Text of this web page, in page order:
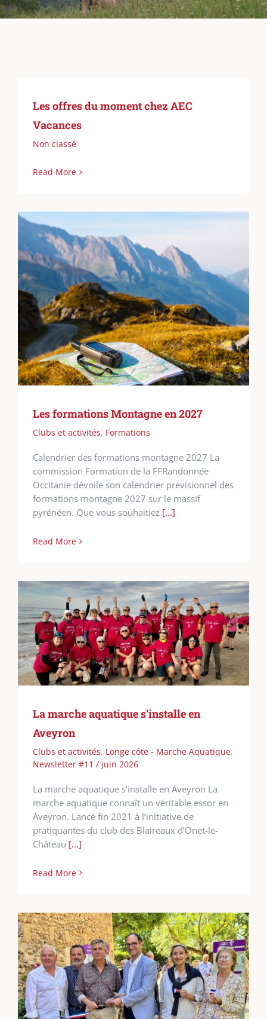
Les offres du moment chez AEC
Vacances
Non classé
Read More
Les formations Montagne en 2027
Clubs et activités, Formations
Calendrier des formations montagne 2027 La
commission Formation de la FFRandonnée
Occitanie dévoile son calendrier prévisionnel des
formations montagne 2027 sur le massif
pyrénéen. Que vous souhaitiez [...]
Read More
La marche aquatique s’installe en
Aveyron
Clubs et activités, Longe côte - Marche Aquatique,
Newsletter #11 / juin 2026
La marche aquatique s'installe en Aveyron La
marche aquatique connaît un véritable essor en
Aveyron. Lancé fin 2021 à l’initiative de
pratiquantes du club des Blaireaux d’Onet-le-
Château [...]
Read More